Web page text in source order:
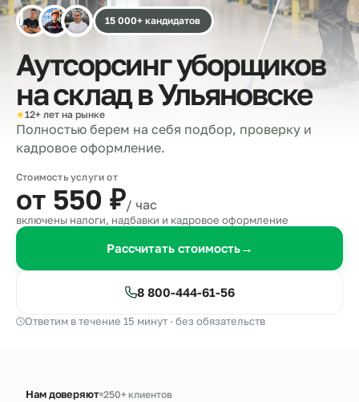
15 000+ кандидатов
Аутсорсинг уборщиков
на склад вУльяновске
★12+ лет на рынке
Полностью берем на себя подбор, проверку и
кадровое оформление.
Стоимость услуги от
от 550 ₽/ час
включены налоги, надбавки и кадровое оформление
Рассчитать стоимость→
8 800-444-61-56
Ответим в течение 15 минут · без обязательств
Нам доверяют 250+ клиентов